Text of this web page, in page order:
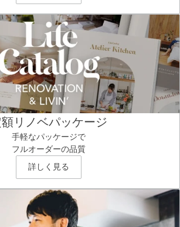
リノベパッケージ
手軽なパッケージで
フルオーダーの品質
詳しく見る